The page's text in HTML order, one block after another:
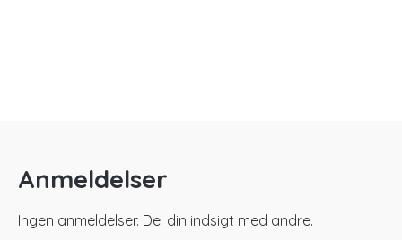
Anmeldelser
Ingen anmeldelser. Del din indsigt med andre.